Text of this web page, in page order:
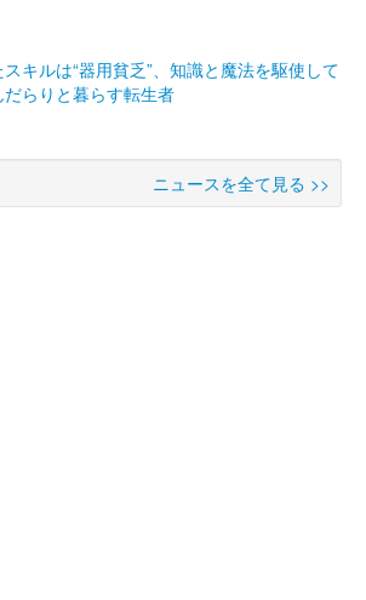
キルは“器用貧乏”、知識と魔法を駆使して
らりと暮らす転生者
ニュースを全て見る >>